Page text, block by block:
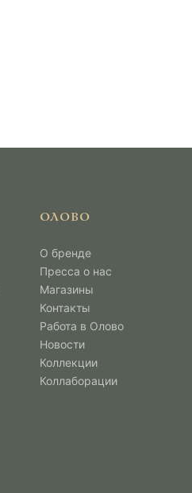
ОЛОВО
О бренде
Пресса о нас
Магазины
Контакты
Работа в Олово
Новости
Коллекции
Коллаборации